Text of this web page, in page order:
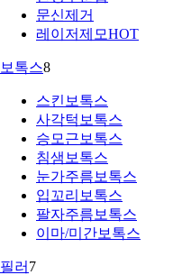
문신제거
레이저제모HOT
보톡스8
스킨보톡스
사각턱보톡스
승모근보톡스
침샘보톡스
눈가주름보톡스
입꼬리보톡스
팔자주름보톡스
이마/미간보톡스
필러 7